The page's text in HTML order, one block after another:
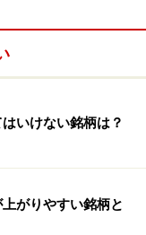
いけない銘柄は？
がりやすい銘柄と